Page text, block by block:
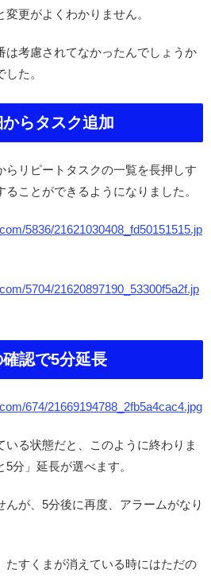
更がよくわかりません。
は考慮されてなかったんでしょうか
た。
らタスク追加
らリピートタスクの一覧を長押しす
ことができるようになりました。
認で5分延長
いる状態だと、このように終わりま
分」延長が選べます。
んが、5分後に再度、アラームがなり
たすくまが消えている時にはただの